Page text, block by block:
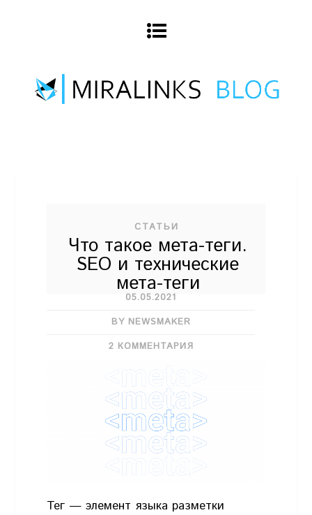
СТАТЬИ
Что такое мета-теги.
SEO и технические
мета-теги
05.05.2021
BY NEWSMAKER
2 КОММЕНТАРИЯ
Тег — элемент языка разметки